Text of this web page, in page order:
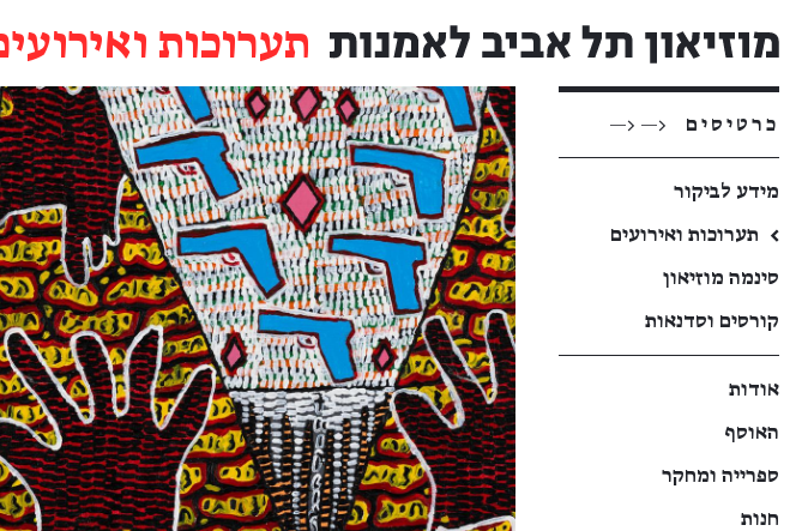
תערוכות
כרטיסים <— <—
מידע לביקור
←
תערוכות ואירועים
סינמה מוזיאון
קורסים וסדנאות
אודות
האוסף
ספרייה ומחקר
חנות